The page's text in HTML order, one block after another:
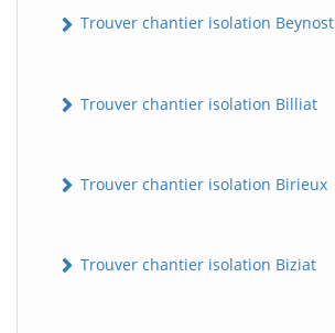
Trouver chantier isolation Beynost
Trouver chantier isolation Billiat
Trouver chantier isolation Birieux
Trouver chantier isolation Biziat